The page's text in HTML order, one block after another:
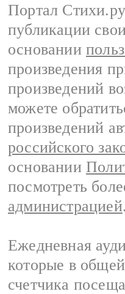
Портал
публикации
основании
произведения
произведений
можете
произведений
российского
основании
посмотреть
администрацией.
Ежедневная
которые в
счетчика